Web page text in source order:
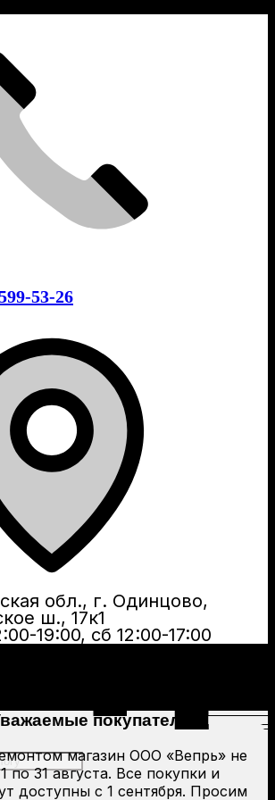
53-26
обл., г. Одинцово,
ш., 17к1
19:00, сб 12:00-17:00
покупатели!
магазин ООО «Вепрь» не
по 31 августа. Все покупки и
доступны с 1 сентября. Просим